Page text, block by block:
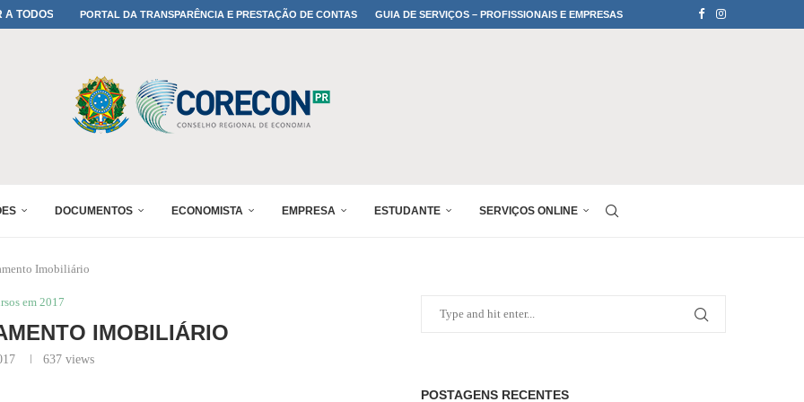
A TODOS OS PAIS!PORTAL DA TRANSPARÊNCIA E PRESTAÇÃO DE CONTAS GUIA DE SERVIÇOS – PROFISSIONAIS E EMPRESAS
DOCUMENTOS ECONOMISTA EMPRESA ESTUDANTE SERVIÇOS ONLINE
Imobiliário
em 2017
IMOBILIÁRIO
637views
POSTAGENS RECENTES